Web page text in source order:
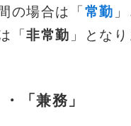
の場合は「 常勤
「非常勤 」となり
「兼務」